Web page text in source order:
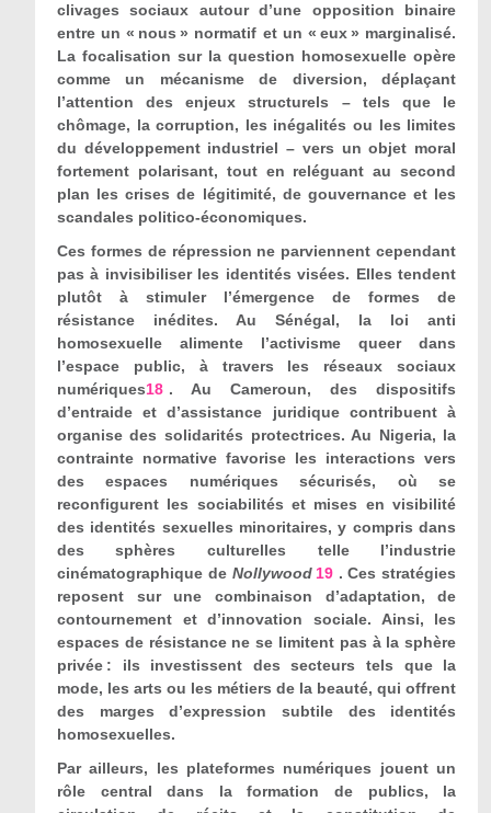
clivages sociaux autour d’une opposition binaire
entre un « nous » normatif et un « eux » marginalisé.
La focalisation sur la question homosexuelle opère
comme un mécanisme de diversion, déplaçant
l’attention des enjeux structurels – tels que le
chômage, la corruption, les inégalités ou les limites
du développement industriel – vers un objet moral
fortement polarisant, tout en reléguant au second
plan les crises de légitimité, de gouvernance et les
scandales politico-économiques.
Ces formes de répression ne parviennent cependant
pas à invisibiliser les identités visées. Elles tendent
plutôt à stimuler l’émergence de formes de
résistance inédites. Au Sénégal, la loi anti
homosexuelle alimente l’activisme queer dans
l’espace public, à travers les réseaux sociaux
numériques18 . Au Cameroun, des dispositifs
d’entraide et d’assistance juridique contribuent à
organise des solidarités protectrices. Au Nigeria, la
contrainte normative favorise les interactions vers
des espaces numériques sécurisés, où se
reconfigurent les sociabilités et mises en visibilité
des identités sexuelles minoritaires, y compris dans
des sphères culturelles telle l’industrie
cinématographique de Nollywood 19 . Ces stratégies
reposent sur une combinaison d’adaptation, de
contournement et d’innovation sociale. Ainsi, les
espaces de résistance ne se limitent pas à la sphère
privée : ils investissent des secteurs tels que la
mode, les arts ou les métiers de la beauté, qui offrent
des marges d’expression subtile des identités
homosexuelles.
Par ailleurs, les plateformes numériques jouent un
rôle central dans la formation de publics, la